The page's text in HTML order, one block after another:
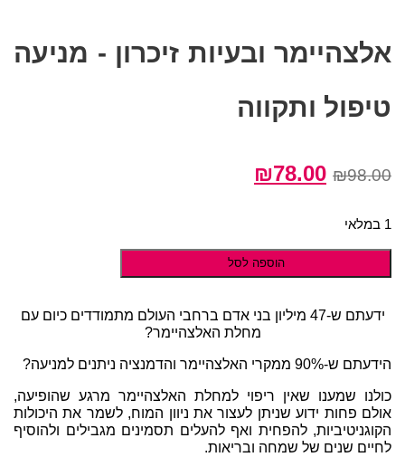
אלצהיימר ובעיות זיכרון - מניעה
טיפול ותקווה
₪98.00
המחיר₪78.00
1 במלאי
הוספה לסל
ידעתם ש-47 מיליון בני אדם ברחבי העולם מתמודדים כיום עם
מחלת האלצהיימר?
הידעתם ש-90% ממקרי האלצהיימר והדמנציה ניתנים למניעה?
כולנו שמענו שאין ריפוי למחלת האלצהיימר מרגע שהופיעה,
אולם פחות ידוע שניתן לעצור את ניוון המוח, לשמר את היכולות
הקוגניטיביות, להפחית ואף להעלים תסמינים מגבילים ולהוסיף
לחיים שנים של שמחה ובריאות.